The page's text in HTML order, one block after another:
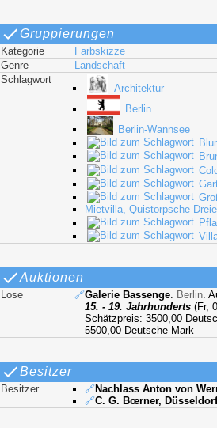
Gruppierungen
Kategorie
Farbskizze
Genre
Landschaft
Schlagwort
Architektur
Berlin
Berlin-Wannsee
Mietvilla, Quistorpsche
Auktionen
Lose 🔗Galerie Bassenge. Berlin.
15. - 19. Jahrhunderts (Fr,
Schätzpreis: 3500,00
5500,00 Deutsche Mark
Besitzer
Besitzer 🔗Nachlass Anton von
🔗C. G. Bœrner,